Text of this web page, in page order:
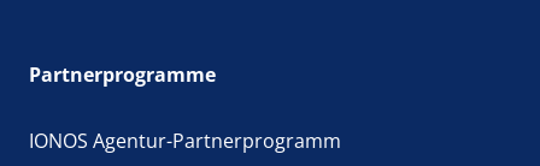
Partnerprogramme
IONOS Agentur-Partnerprogramm